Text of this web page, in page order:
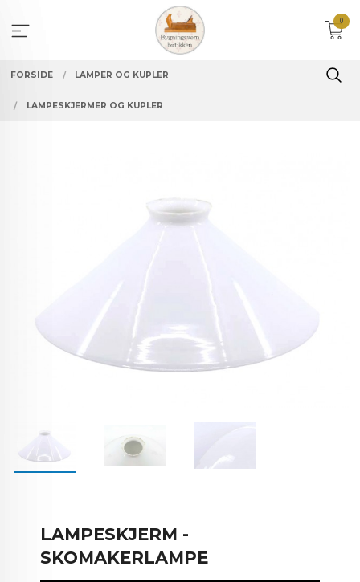
innholdet
0
FORSIDE LAMPER OG KUPLER
LAMPESKJERMER OG KUPLER
LAMPESKJERM -
SKOMAKERLAMPE